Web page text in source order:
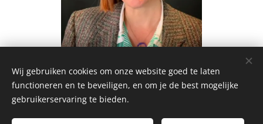
Wij gebruiken cookies om onze website goed te laten
functioneren en te beveiligen, en om je de best mogelijke
gebruikerservaring te bieden.